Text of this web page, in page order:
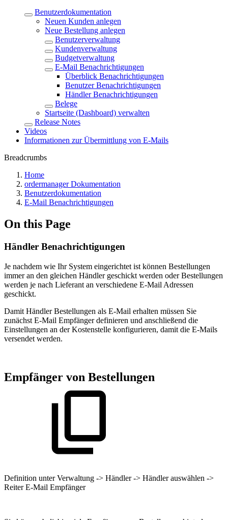
Benutzerdokumentation
Neuen Kunden anlegen
Neue Bestellung anlegen
Benutzerverwaltung
Kundenverwaltung
Budgetverwaltung
E-Mail Benachrichtigungen
Überblick Benachrichtigungen
Benutzer Benachrichtigungen
Händler Benachrichtigungen
Belege
Startseite (Dashboard) verwalten
Release Notes
Videos
Informationen zur Übermittlung von E-Mails
Breadcrumbs
Home
ordermanager Dokumentation
Benutzerdokumentation
E-Mail Benachrichtigungen
On this Page
Händler Benachrichtigungen
Je nachdem wie Ihr System eingerichtet ist können Bestellungen
immer an den gleichen Händler geschickt werden oder Bestellungen
werden je nach Lieferant an verschiedene E-Mail Adressen
geschickt.
Damit Händler Bestellungen als E-Mail erhalten müssen Sie
zunächst E-Mail Empfänger definieren und anschließend die
Einstellungen an der Kostenstelle konfigurieren, damit die E-Mails
versendet werden.
Empfänger von Bestellungen
Definition unter Verwaltung -> Händler -> Händler auswählen ->
Reiter E-Mail Empfänger